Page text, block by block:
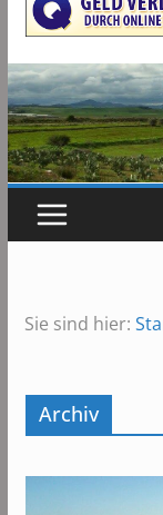
Sie sind hier:
Archiv